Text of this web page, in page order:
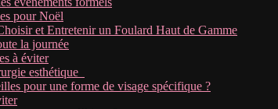
pour Noël
et Entretenir un Foulard Haut de Gamme
la journée
à éviter
esthétique
pour une forme de visage spécifique ?